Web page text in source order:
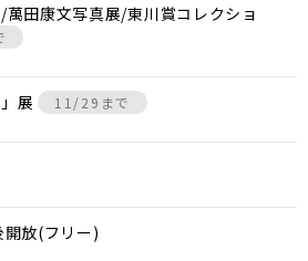
田康文写真展/東川賞コレクショ
展 11/29まで
放(フリー)